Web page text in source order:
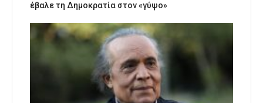
έβαλε τη Δημοκρατία στον «γύψο»